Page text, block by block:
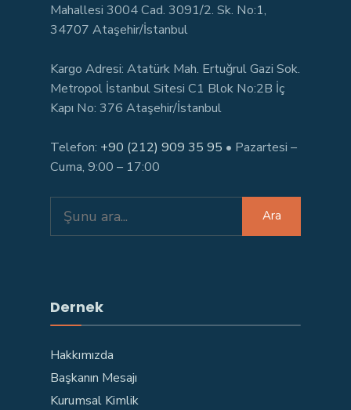
Mahallesi 3004 Cad. 3091/2. Sk. No:1,
34707 Ataşehir/İstanbul
Kargo Adresi: Atatürk Mah. Ertuğrul Gazi Sok.
Metropol İstanbul Sitesi C1 Blok No:2B İç
Kapı No: 376 Ataşehir/İstanbul
Telefon: +90 (212) 909 35 95 • Pazartesi –
Cuma, 9:00 – 17:00
for:
Ara
Dernek
Hakkımızda
Başkanın Mesajı
Kurumsal Kimlik